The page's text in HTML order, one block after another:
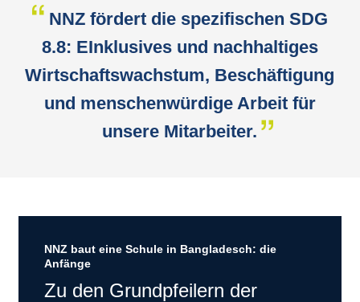
NNZ fördert die spezifischen SDG
8.8: EInklusives und nachhaltiges
Wirtschaftswachstum, Beschäftigung
und menschenwürdige Arbeit für
unsere Mitarbeiter.
NNZ baut eine Schule in Bangladesch: die
Anfänge
Zu den Grundpfeilern der